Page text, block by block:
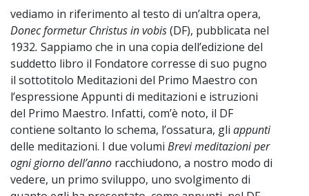
vediamo in riferimento al testo di un’altra opera,
Donec formetur Christus in vobis(DF), pubblicata nel
1932. Sappiamo che in una copia dell’edizione del
suddetto libro il Fondatore corresse di suo pugno
il sottotitolo Meditazioni del Primo Maestro con
l’espressione Appunti di meditazioni e istruzioni
del Primo Maestro. Infatti, com’è noto, il DF
contiene soltanto lo schema, l’ossatura, gli appunti
delle meditazioni. I due volumi Brevi meditazioni per
ogni giorno dell’anno racchiudono, a nostro modo di
vedere, un primo sviluppo, uno svolgimento di